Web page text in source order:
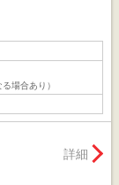
場合あり）
詳細